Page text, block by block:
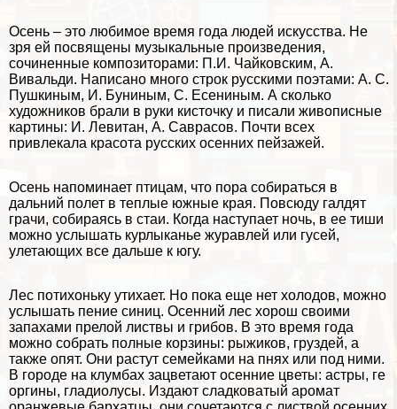
Осень – это любимое время года людей искусства. Не
зря ей посвящены музыкальные произведения,
сочиненные композиторами: П.И. Чайковским, А.
Вивальди. Написано много строк русскими поэтами: А. С.
Пушкиным, И. Буниным, С. Есениным. А сколько
художников брали в руки кисточку и писали живописные
картины: И. Левитан, А. Саврасов. Почти всех
привлекала красота русских осенних пейзажей.
Осень напоминает птицам, что пора собираться в
дальний полет в теплые южные края. Повсюду галдят
грачи, собираясь в стаи. Когда наступает ночь, в ее тиши
можно услышать курлыканье журавлей или гусей,
улетающих все дальше к югу.
Лес потихоньку утихает. Но пока еще нет холодов, можно
услышать пение синиц. Осенний лес хорош своими
запахами прелой листвы и грибов. В это время года
можно собрать полные корзины: рыжиков, груздей, а
также опят. Они растут семейками на пнях или под ними.
В городе на клумбах зацветают осенние цветы: астры, ге
opгины, гладиолусы. Издают сладковатый аромат